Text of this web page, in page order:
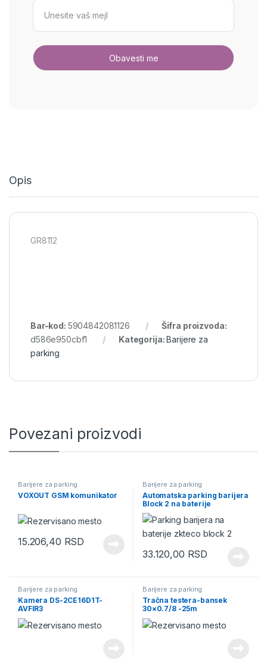
Opis
GR8112
Bar-kod: 5904842081126
Šifra proizvoda:
d586e950cbf1
Kategorija:Barijere za
parking
Povezani proizvodi
Barijere za parking
VOXOUT GSM komunikator
15.206,40 RSD
Barijere za parking
Automatska parking barijera
Block 2 na baterije
33.120,00 RSD
Barijere za parking
Kamera DS-2CE16D1T-
AVFIR3
Barijere za parking
Tračna testera-bansek
30×0.7/8 -25m